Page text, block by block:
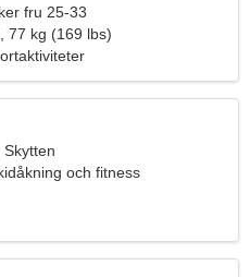
fru 25-33
77 kg (169 lbs)
och fitness